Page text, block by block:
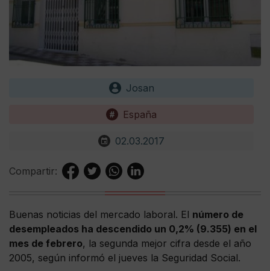
Josan
España
02.03.2017
Compartir:
Buenas noticias del mercado laboral. El número de
desempleados ha descendido un 0,2% (9.355) en el
mes de febrero, la segunda mejor cifra desde el año
2005, según informó el jueves la Seguridad Social.